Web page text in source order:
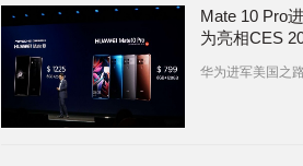
Mate 10 Pro
为亮相CES
华为进军美国之